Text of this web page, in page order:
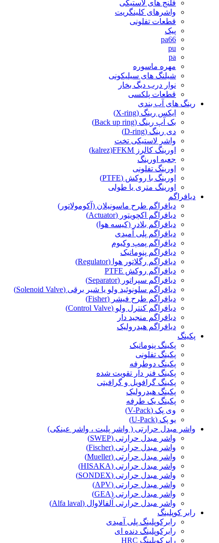
فلنج های لاستیکی
واشرهای کلینگریت
قطعات تفلونی
پیک
pa66
pu
pa
مهره ماسوره
شیلنگ های سیلیکونی
نوار درب دیگ بخار
قطعات پلکسی
رینگ های آب بندی
ایکس رینگ (X-ring)
بک آپ رینگ (Back up ring)
دی رینگ (D-ring)
واشر لاستیکی تخت
اورینگ کالرز kalrez)FFKM)
جعبه اورینگ
اورینگ تفلونی
اورینگ با روکش (PTFE)
اورینگ متری یا طولی
دیافراگم
دیافراگم طرح ماسونیلان (آکومولاتور)
دیافراگم اکچویتور (Actuator)
دیافراگم بلادر (کیسه هوا)
دیافراگم پلی آمیدی
دیافراگم پمپ وکیوم
دیافراگم پنوماتیک
دیافراگم رگلاتور هوا (Regulator)
دیافراگم روکش PTFE
دیافراگم سپراتور (Separator)
دیافراگم سلونوئید ولو یا شیر برقی (Solenoid Valve)
دیافراگم طرح فیشر (Fisher)
دیافراگم کنترل ولو (Control Valve)
دیافراگم منجید دار
دیافراگم هیدرولیک
پکینگ
پکینگ پنوماتیک
پکینگ تفلونی
پکینگ دوطرفه
پکینگ فنر دار تقویت شده
پکینگ گرافویل و گرافیتی
پکینگ هیدرولیک
پکینگ یک طرفه
وی پک (V-Pack)
یو پک (U-Pack)
واشر مبدل حرارتی ( واشر پلیت ، واشر عینکی)
واشر مبدل حرارتی (SWEP)
واشر مبدل حرارتی (Fischer)
واشر مبدل حرارتی (Mueller)
واشر مبدل حرارتی (HISAKA)
واشر مبدل حرارتی (SONDEX)
واشر مبدل حرارتی (APV)
واشر مبدل حرارتی (GEA)
واشر مبدل حرارتی آلفالاوال (Alfa laval)
رابر کوپلینگ
رابرکوپلینگ پلی آمیدی
رابرکوپلینگ دنده ای
رابرکوپلینگ HRC